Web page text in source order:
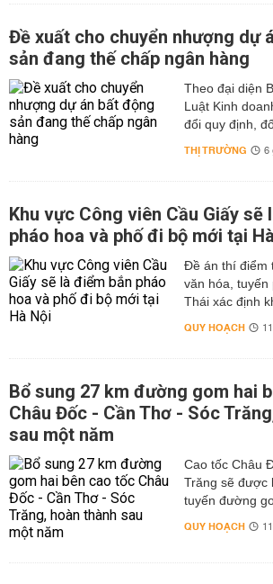
Đề xuất cho chuyển nhượng dự
sản đang thế chấp ngân hàng
Theo đại diện
Luật Kinh
đổi quy định,
THỊ TRƯỜNG 6
Khu vực Công viên Cầu Giấy sẽ
pháo hoa và phố đi bộ mới tại
Đề án thí điểm
văn hóa, tuyến
Thái xác định
QUY HOẠCH
Bổ sung 27 km đường gom hai
Châu Đốc - Cần Thơ - Sóc
sau một năm
Cao tốc Châu
Trăng sẽ được
tuyến đường
QUY HOẠCH